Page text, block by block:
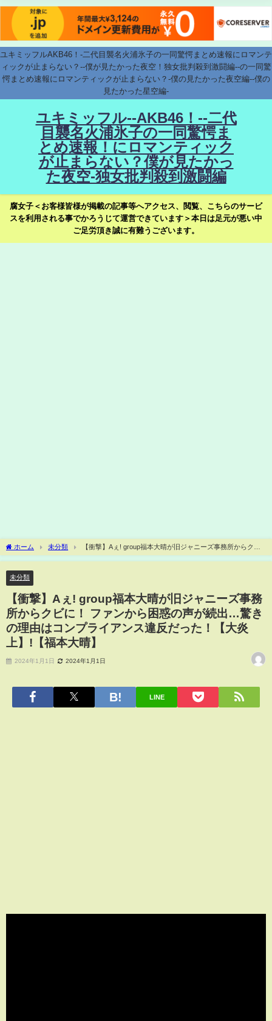
ユキミッフルAKB46！-二代目襲名火浦氷子の一同驚愕まとめ速報にロマンテ
ィックが止まらない？--僕が見たかった夜空！独女批判殺到激闘編--の一同驚
愕まとめ速報にロマンティックが止まらない？-僕の見たかった夜空編--僕の
見たかった星空編-
ユキミッフル--AKB46！--二代
目襲名火浦氷子の一同驚愕ま
とめ速報！にロマンティック
が止まらない？僕が見たかっ
た夜空-独女批判殺到激闘編
腐女子＜お客様皆様が掲載の記事等へアクセス、閲覧、こちらのサービ
スを利用される事でかろうじて運営できています＞本日は足元が悪い中
ご足労頂き誠に有難うございます。
ホーム 未分類
【衝撃】Aぇ! group福本大晴が旧ジャニーズ事務所からクビ
に！ ファンから困惑の声が続出…驚きの理由はコンプライアンス違反だった！【大炎
未分類
【衝撃】Aぇ! group福本大晴が旧ジャニーズ事務
所からクビに！ ファンから困惑の声が続出…驚き
の理由はコンプライアンス違反だった！【大炎
上】!【福本大晴】
2024年1月1日 2024年1月1日
LINE